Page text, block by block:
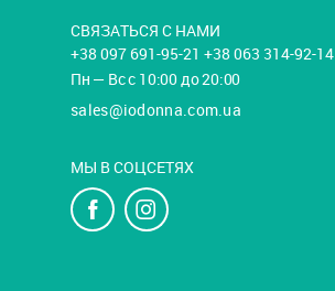
СВЯЗАТЬСЯ С НАМИ
+38 097 691-95-21 +38 063 314-92-14
Пн — Вс с 10:00 до 20:00
sales@iodonna.com.ua
МЫ В СОЦСЕТЯХ